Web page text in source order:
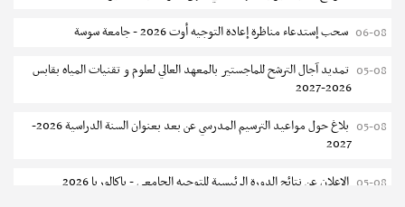
06-08 سحب إستدعاء مناظرة إعادة التوجيه أوت 2026 - جامعة سوسة
05-08 تمديد آجال الترشح للماجستير بالمعهد العالي لعلوم و تقنيات المياه بقابس
2026-2027
05-08
بلاغ حول مواعيد الترسيم المدرسي عن بعد بعنوان السنة الدراسية 2026-
2027
05-08 الإعلان عن نتائج الدورة الرئيسية للتوجيه الجامعي - باكالوريا 2026